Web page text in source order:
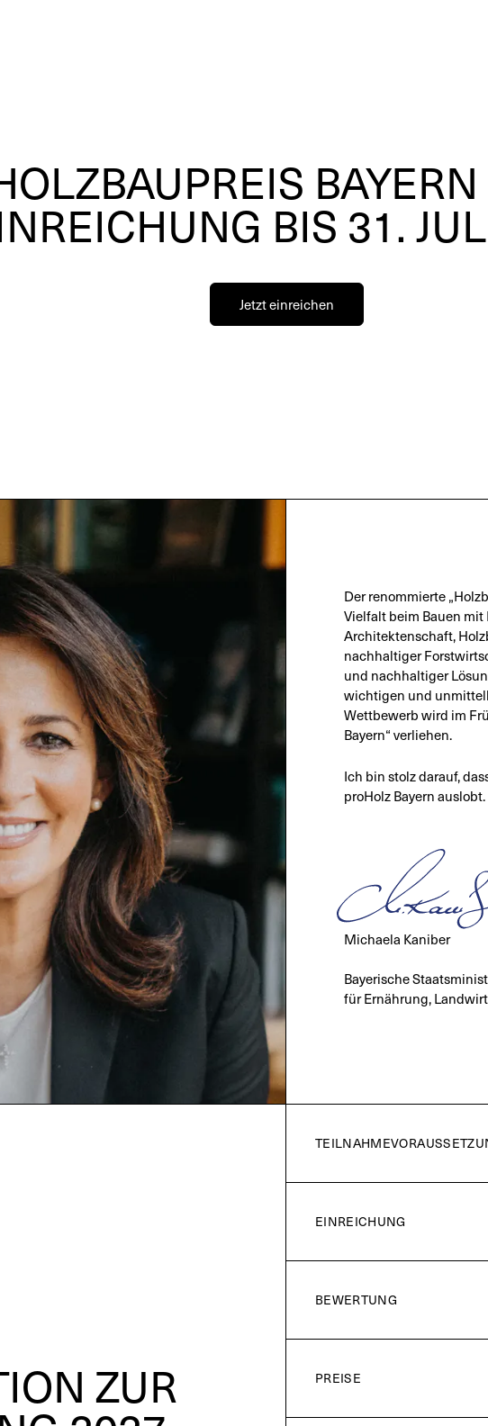
BIS 31.
Jetzt einreichen
Der renommierte
Vielfalt beim Bauen
Architektenschaft,
nachhaltiger
und nachhaltiger
wichtigen und
Wettbewerb wird im
Bayern“ verliehen.
Ich bin stolz darauf,
proHolz Bayern auslobt.
Michaela Kaniber
Bayerische
für Ernährung,
ZUR
EINREICHUNG
BEWERTUNG
PREISE